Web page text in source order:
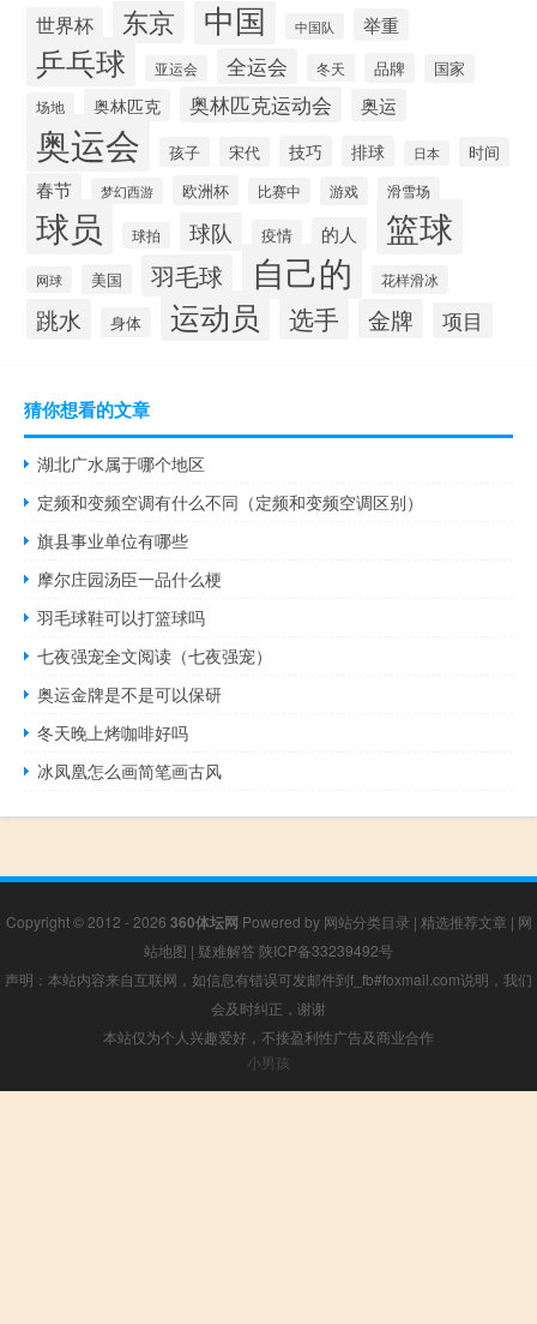
世界杯 东京 中国 中国队 举重
乒乓球 亚运会 全运会 冬天 品牌 国家
场地 奥林匹克 奥林匹克运动会 奥运
奥运会 孩子 宋代 技巧 排球 日本 时间
春节 梦幻西游 欧洲杯 比赛中 游戏 滑雪场
球员 球拍 球队 疫情 的人 篮球
网球 美国 羽毛球 自己的 花样滑冰
跳水 身体 运动员 选手 金牌 项目
猜你想看的文章
湖北广水属于哪个地区
定频和变频空调有什么不同（定频和变频空调区别）
旗县事业单位有哪些
摩尔庄园汤臣一品什么梗
羽毛球鞋可以打篮球吗
七夜强宠全文阅读（七夜强宠）
奥运金牌是不是可以保研
冬天晚上烤咖啡好吗
冰凤凰怎么画简笔画古风
Copyright © 2012 - 2026 360体坛网 Powered by 网站分类目录 | 精选推荐文章 | 网
站地图 | 疑难解答 陕ICP备33239492号
声明：本站内容来自互联网，如信息有错误可发邮件到f_fb#foxmail.com说明，我们
会及时纠正，谢谢
本站仅为个人兴趣爱好，不接盈利性广告及商业合作
小男孩